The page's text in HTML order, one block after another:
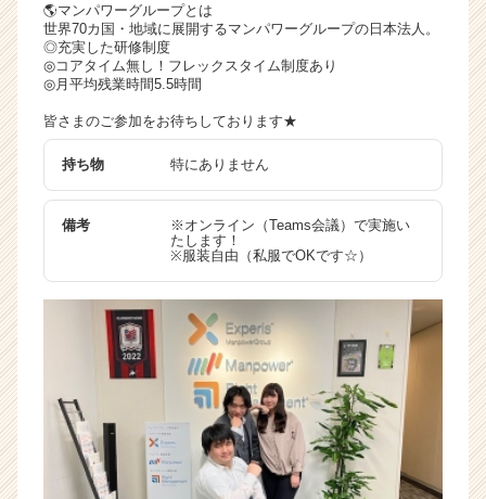
r
e
e
r）
🌎マンパワーグループとは
世界70カ国・地域に展開するマンパワーグループの日本法人。
◎充実した研修制度
◎コアタイム無し！フレックスタイム制度あり
◎月平均残業時間5.5時間
皆さまのご参加をお待ちしております★
持ち物 特にありません
備考
※オンライン（Teams会議）で実施い
たします！
※服装自由（私服でOKです☆）